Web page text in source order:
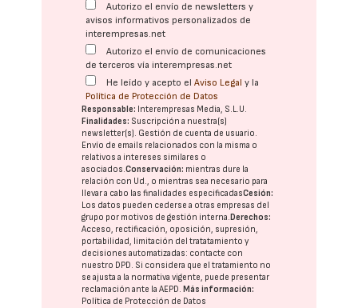
Autorizo el envío de newsletters y
avisos informativos personalizados de
interempresas.net
Autorizo el envío de comunicaciones
de terceros vía interempresas.net
He leído y acepto elAviso Legal y la
Política de Protección de Datos
Responsable: Interempresas Media, S.L.U.
Finalidades: Suscripción a nuestra(s)
newsletter(s). Gestión de cuenta de usuario.
Envío de emails relacionados con la misma o
relativos a intereses similares o
asociados.Conservación: mientras dure la
relación con Ud., o mientras sea necesario para
llevar a cabo las finalidades especificadasCesión:
Los datos pueden cederse a otras empresas del
grupo por motivos de gestión interna. Derechos:
Acceso, rectificación, oposición, supresión,
portabilidad, limitación del tratatamiento y
decisiones automatizadas: contacte con
nuestro DPD. Si considera que el tratamiento no
se ajusta a la normativa vigente, puede presentar
reclamación ante laAEPD. Más información:
Política de Protección de Datos